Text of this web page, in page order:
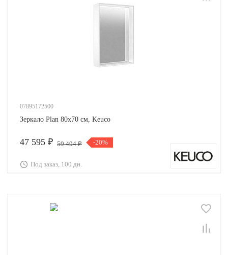
07895172500
Зеркало Plan 80х70 см, Keuco
47 595 ₽ 59 494 ₽ -20%
Под заказ, 100 дн.